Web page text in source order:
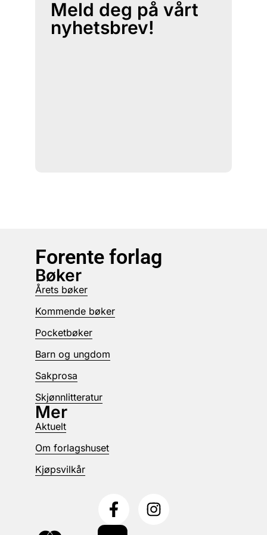
Meld deg på vårt
nyhetsbrev!
Forente forlag
Bøker
Årets bøker
Kommende bøker
Pocketbøker
Barn og ungdom
Sakprosa
Skjønnlitteratur
Mer
Aktuelt
Om forlagshuset
Kjøpsvilkår